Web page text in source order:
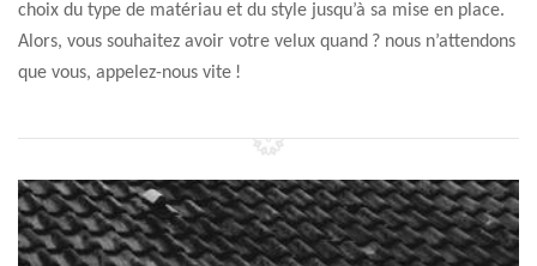
choix du type de matériau et du style jusqu’à sa mise en place.
Alors, vous souhaitez avoir votre velux quand ? nous n’attendons
que vous, appelez-nous vite !